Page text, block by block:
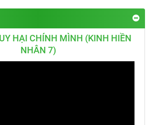
HẠI CHÍNH MÌNH (KINH HIỀN
NHÂN 7)